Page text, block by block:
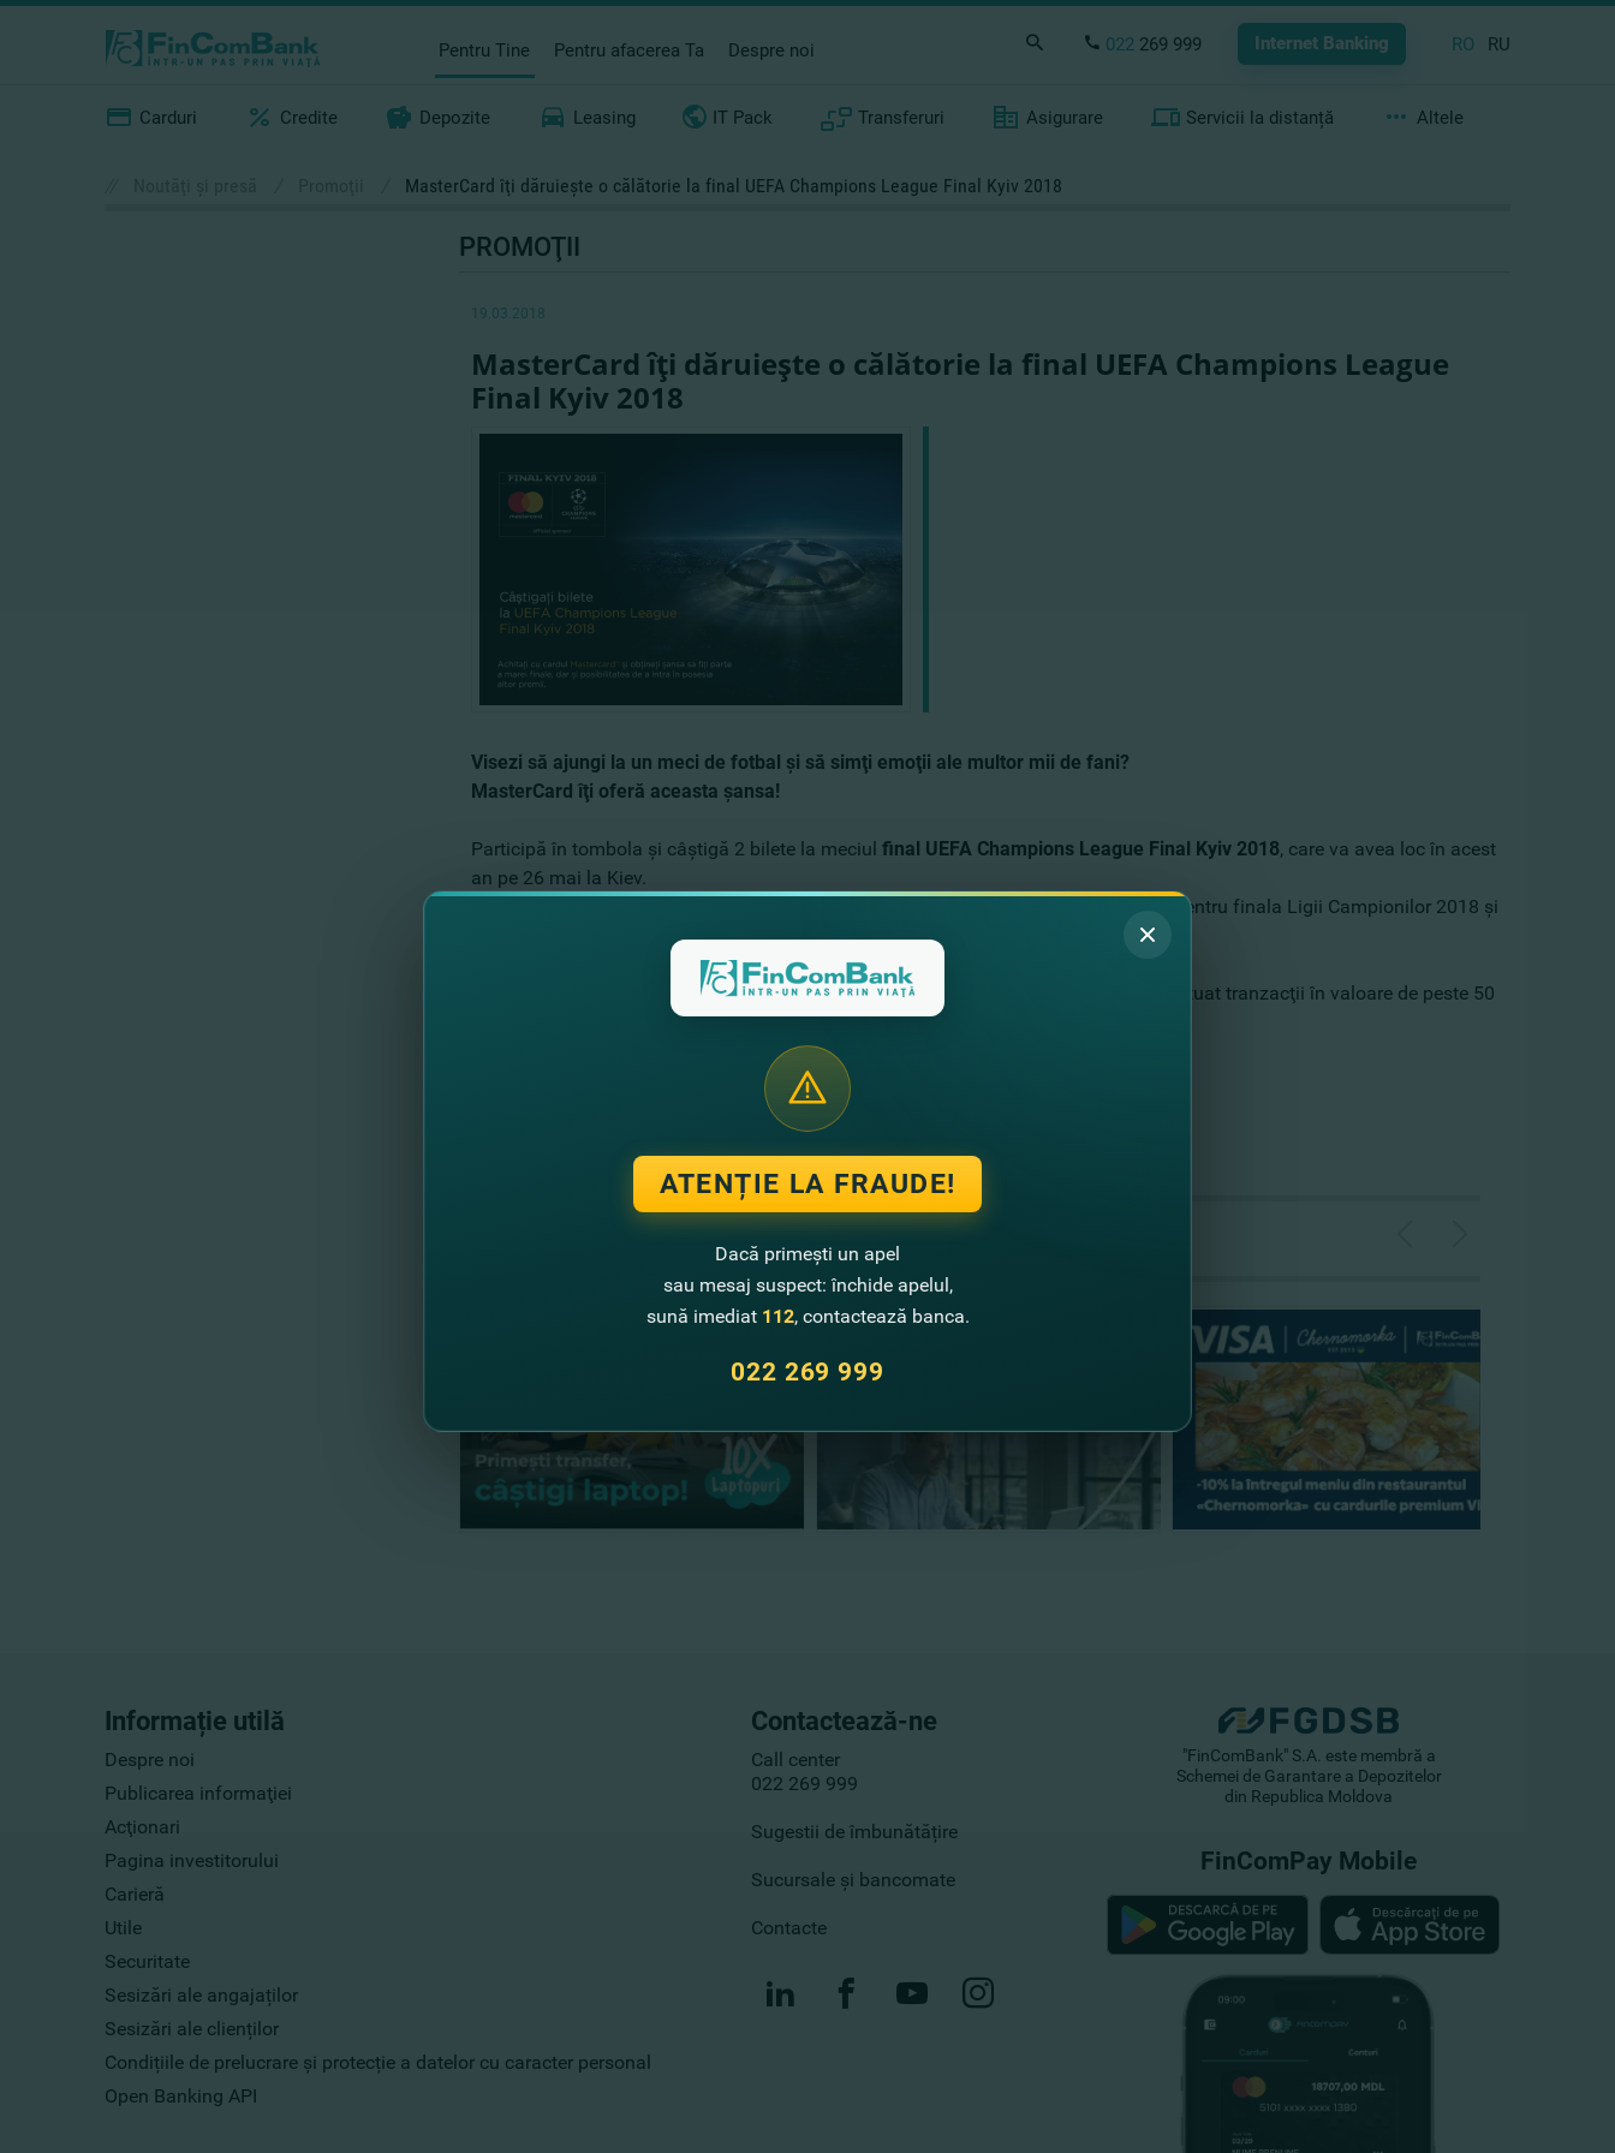
Pentru Tine Pentru afacerea Ta Despre noi 022 269 999 Internet Banking RO RU
Carduri Credite Depozite Leasing IT Pack Transferuri Asigurare Servicii la distanță Altele
MasterCard îţi dăruieşte o călătorie la final UEFA Champions League Final Kyiv 2018
PROMOŢII
19.03.2018
MasterCard îţi dăruieşte o călătorie la final UEFA Champions League
Final Kyiv 2018
Visezi să ajungi la un meci de fotbal şi să simţi emoţii ale multor mii de fani?
MasterCard îţi oferă aceasta şansa!
Participă în tombola şi câştigă 2 bilete la meciul final UEFA Champions League Final Kyiv 2018, care va avea loc în acest
an pe 26 mai la Kiev.
Achită cumpărăturile cu cardul MasterCard şi devină câştigătorul norocos de bilete pentru finala Ligii Campionilor 2018 şi
multor altor premii de fotbal.
În promo participă doar deţinătorii de MasterCard (cu excepţie Maestro), care au efectuat tranzacţii în valoare de peste 50
20.03.2018 - 10.05.2018.
Regulament.
Alte noutăţi
Informație utilă
Despre noi
Publicarea informaţiei
Acţionari
Pagina investitorului
Carieră
Utile
Securitate
Sesizări ale angajaților
Sesizări ale clienților
Condițiile de prelucrare și protecție a datelor cu caracter personal
Open Banking API
Contactează-ne
Call center
022 269 999
Sugestii de îmbunătățire
Sucursale și bancomate
Contacte
"FinComBank" S.A. este membră a
Schemei de Garantare a Depozitelor
din Republica Moldova
FinComPay Mobile
ATENȚIE LA FRAUDE!
Dacă primești un apel
sau mesaj suspect: închide apelul,
sună imediat 112, contactează banca.
022 269 999